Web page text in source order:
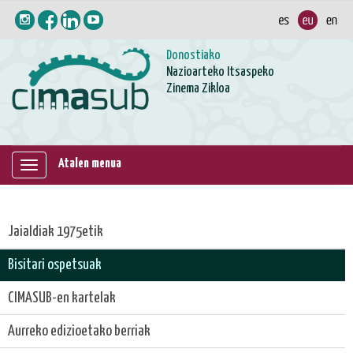
Donostiako
Nazioarteko Itsaspeko
Zinema Zikloa
Erakutsi
nabigazioa
Atalen menua
Jaialdiak 1975etik
Bisitari ospetsuak
CIMASUB-en kartelak
Aurreko edizioetako berriak